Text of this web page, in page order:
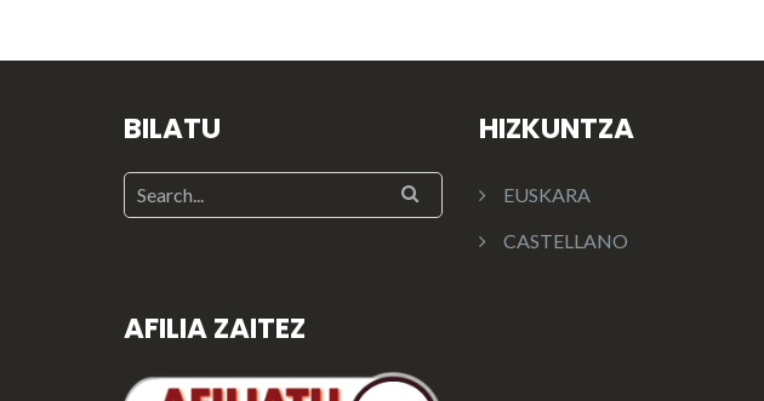
BILATU
AFILIA ZAITEZ
HIZKUNTZA
EUSKARA
CASTELLANO